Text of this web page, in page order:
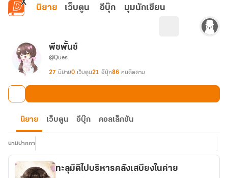
ข้ามไปยังเนื้อหาหลัก
นิยาย เว็บตูน อีบุ๊ก มุมนักเขียน
พีชพั้นช์
@Ques
27 นิยาย0 เว็บตูน21 อีบุ๊ก86 คนติดตาม
นิยาย เว็บตูน อีบุ๊ก คอลเล็กชัน
นามปากกา
ทะลุมิติไปบริหารคลังเสบียงในค่าย